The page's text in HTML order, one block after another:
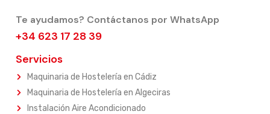
Te ayudamos? Contáctanos por WhatsApp
+34 623 17 28 39
Servicios
Maquinaria de Hostelería en Cádiz
Maquinaria de Hostelería en Algeciras
Instalación Aire Acondicionado